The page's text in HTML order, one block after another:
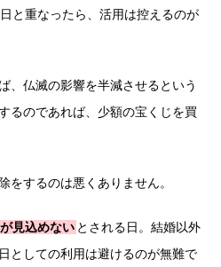
と重なったら、活用は控えるのが
、仏滅の影響を半減させるという
るのであれば、少額の宝くじを買
をするのは悪くありません。
見込めない とされる日。結婚以外
としての利用は避けるのが無難で